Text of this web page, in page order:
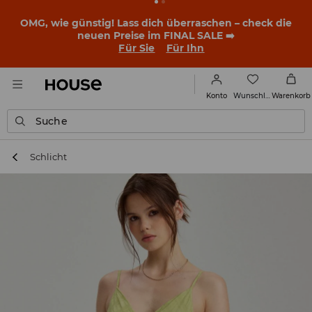
BACK TO SCHOOL 📒Die besten Geschichten beginnen
noch vor dem ersten Klingeln. Starte mit einem neuen
Outfit ins Schuljahr!
Für Sie
Für Ihn
Konto Warenkorb
Suche
Schlicht